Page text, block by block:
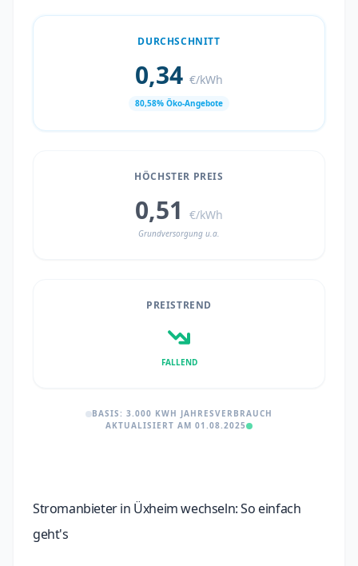
DURCHSCHNITT
0,34 €/kWh
80,58% Öko-Angebote
HÖCHSTER PREIS
0,51 €/kWh
Grundversorgung u.a.
PREISTREND
FALLEND
BASIS: 3.000 KWH JAHRESVERBRAUCH
AKTUALISIERT AM 01.08.2025
Stromanbieter in Üxheim wechseln: So einfach
geht's